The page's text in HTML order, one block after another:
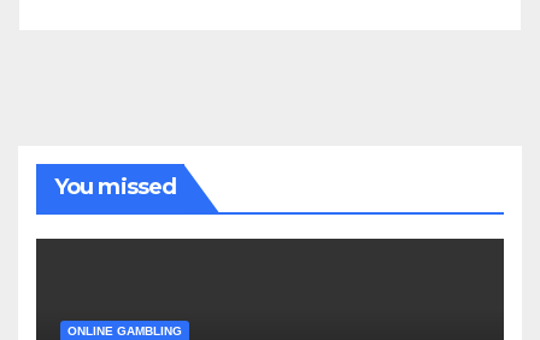
You missed
ONLINE GAMBLING